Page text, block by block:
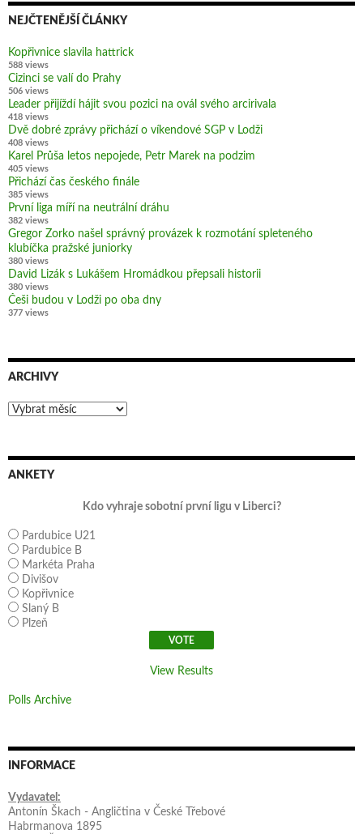
NEJČTENĚJŠÍ ČLÁNKY
Kopřivnice slavila hattrick
588 views
Cizinci se valí do Prahy
506 views
Leader přijíždí hájit svou pozici na ovál svého arcirivala
418 views
Dvě dobré zprávy přichází o víkendové SGP v Lodži
408 views
Karel Průša letos nepojede, Petr Marek na podzim
405 views
Přichází čas českého finále
385 views
První liga míří na neutrální dráhu
382 views
Gregor Zorko našel správný provázek k rozmotání spleteného
klubíčka pražské juniorky
380 views
David Lizák s Lukášem Hromádkou přepsali historii
380 views
Češi budou v Lodži po oba dny
377 views
ARCHIVY
Archivy
ANKETY
Kdo vyhraje sobotní první ligu v Liberci?
Pardubice U21
Pardubice B
Markéta Praha
Divišov
Kopřivnice
Slaný B
Plzeň
View Results
Polls Archive
INFORMACE
Vydavatel:
Antonín Škach - Angličtina v České Třebové
Habrmanova 1895